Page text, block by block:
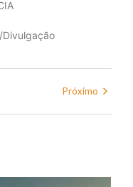
Divulgação
Próximo